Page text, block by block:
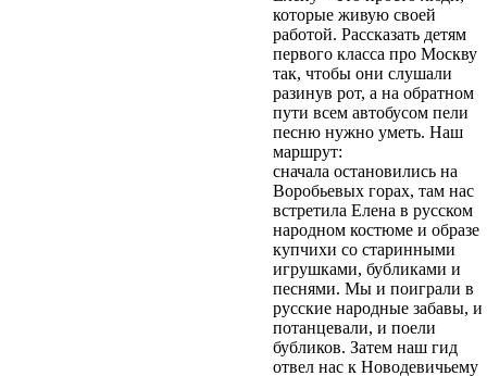
Отправить
которые живую своей
работой. Рассказать детям
первого класса про Москву
так, чтобы они слушали
разинув рот, а на обратном
пути всем автобусом пели
песню нужно уметь. Наш
маршрут:
сначала остановились на
Воробьевых горах, там нас
встретила Елена в русском
народном костюме и образе
купчихи со старинными
игрушками, бубликами и
песнями. Мы и поиграли в
русские народные забавы, и
потанцевали, и поели
бубликов. Затем наш гид
отвел нас к Новодевичьему